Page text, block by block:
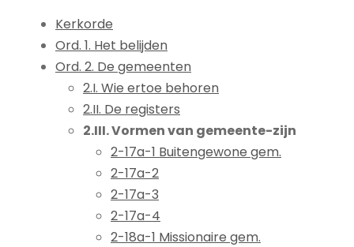
Kerkorde
Ord. 1. Het belijden
Ord. 2. De gemeenten
2.I. Wie ertoe behoren
2.II. De registers
2.III. Vormen van gemeente-zijn
2-17a-1 Buitengewone gem.
2-17a-2
2-17a-3
2-17a-4
2-18a-1 Missionaire gem.